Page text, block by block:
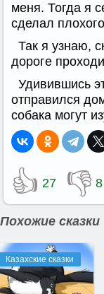
меня. Тогда я
сделал
Так я узнаю,
дороге
Удивившись
отправился
собака могут
👍 27 👎 8
Похожие сказки
Казахские сказки